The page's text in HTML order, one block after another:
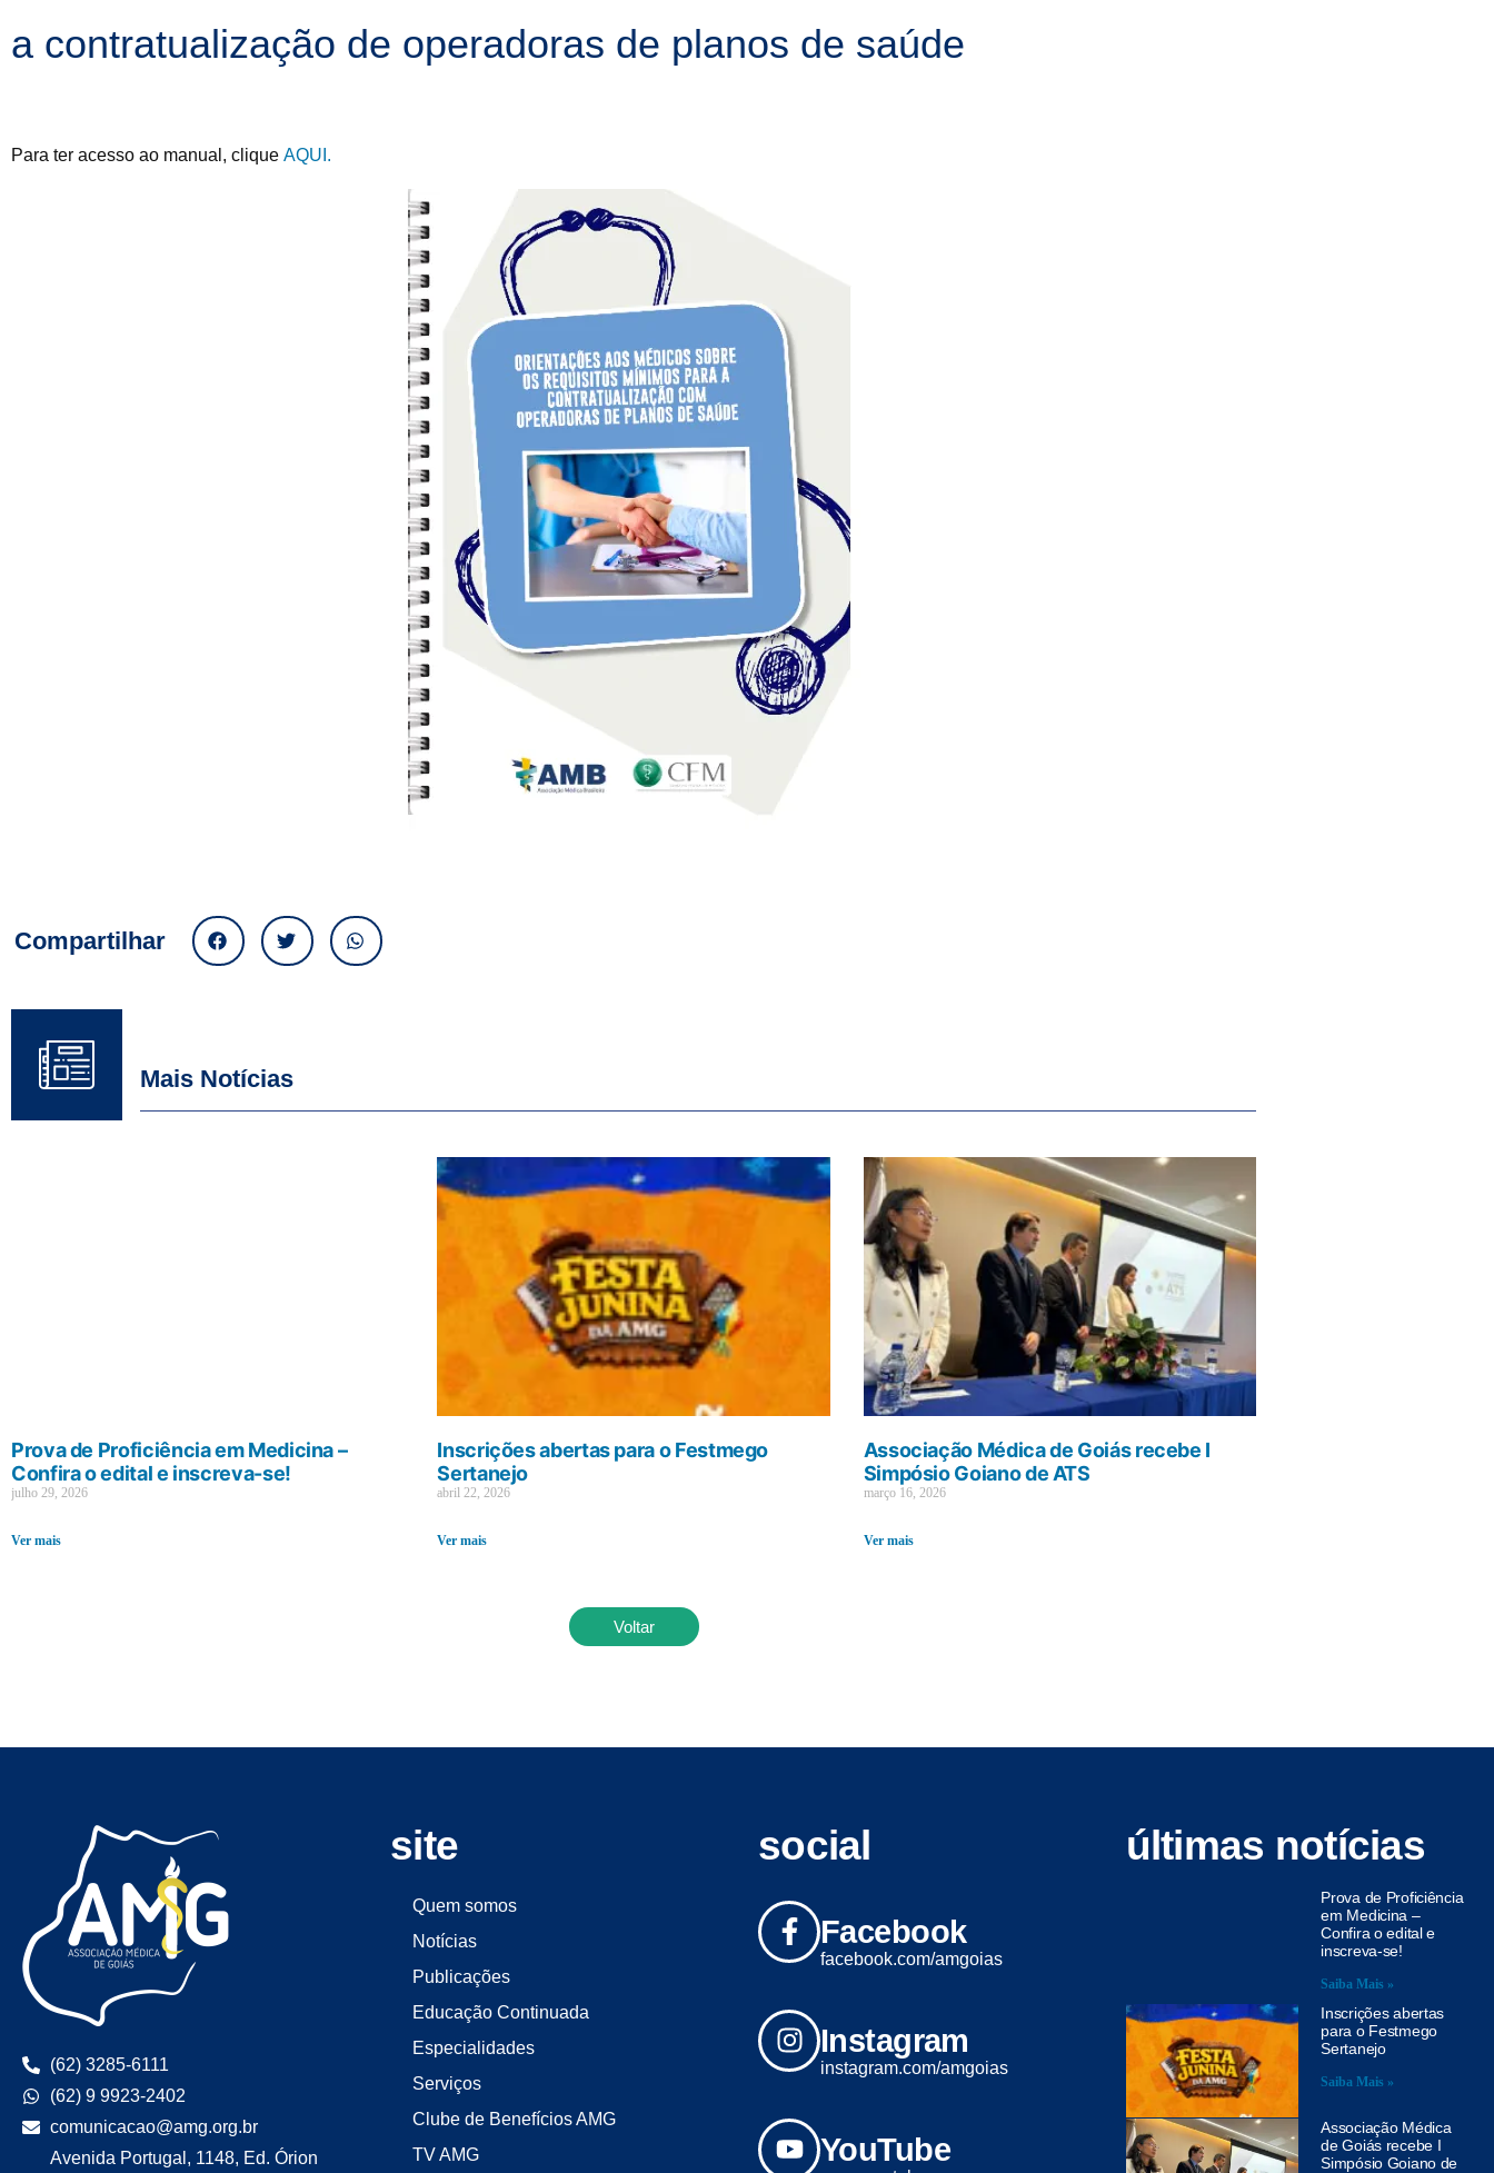
a contratualização de operadoras de planos de saúde
Para ter acesso ao manual, clique AQUI.
Compartilhar
Mais Notícias
Prova de Proficiência em Medicina –
Confira o edital e inscreva-se!
julho 29, 2026
Ver mais
Inscrições abertas para o Festmego
Sertanejo
abril 22, 2026
Ver mais
Associação Médica de Goiás recebe I
Simpósio Goiano de ATS
março 16, 2026
Ver mais
Voltar
(62) 3285-6111
(62) 9 9923-2402
comunicacao@amg.org.br
Avenida Portugal, 1148, Ed. Órion
site
Quem somos
Notícias
Publicações
Educação Continuada
Especialidades
Serviços
Clube de Benefícios AMG
TV AMG
social
Facebook
facebook.com/amgoias
Instagram
instagram.com/amgoias
YouTube
últimas notícias
Prova de Proficiência
em Medicina –
Confira o edital e
inscreva-se!
Saiba Mais »
Inscrições abertas
para o Festmego
Sertanejo
Saiba Mais »
Associação Médica
de Goiás recebe I
Simpósio Goiano de